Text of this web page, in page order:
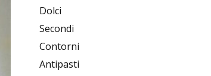
Dolci
Secondi
Contorni
Antipasti